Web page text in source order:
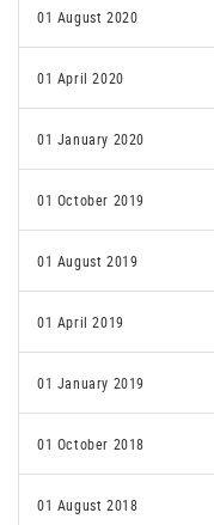
01 August 2020
01 April 2020
01 January 2020
01 October 2019
01 August 2019
01 April 2019
01 January 2019
01 October 2018
01 August 2018